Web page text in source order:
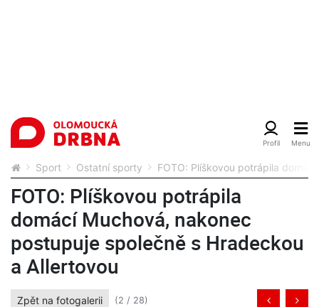
Sport Ostatní sporty FOTO: Plíškovou potrápila
FOTO: Plíškovou potrápila
domácí Muchová, nakonec
postupuje společně s Hradeckou
a Allertovou
Zpět na fotogalerii (2 / 28)